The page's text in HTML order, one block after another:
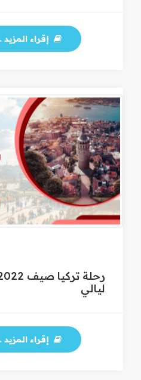
إقراء المزيد
ليالي
إقراء المزيد